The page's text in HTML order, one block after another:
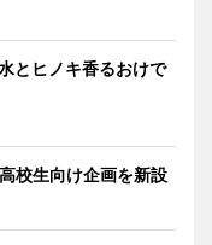
とヒノキ香るおけで
校生向け企画を新設